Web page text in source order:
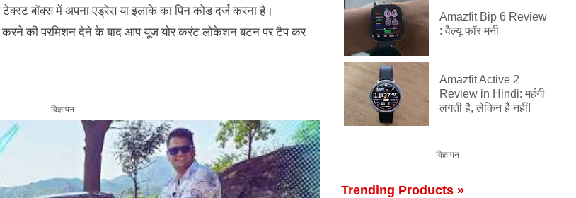
बॉक्स में अपना एड्रेस या इलाके का पिन कोड दर्ज करना है।
की परमिशन देने के बाद आप यूज योर करंट लोकेशन बटन पर टैप कर
विज्ञापन
Amazfit Bip 6 Review
: वैल्यू फॉर मनी
Amazfit Active 2
Review in Hindi: महंगी
लगती है, लेकिन है नहीं!
विज्ञापन
Trending Products »